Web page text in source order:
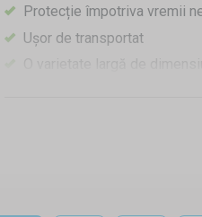
Protecție împotriva vremii
Ușor de transportat